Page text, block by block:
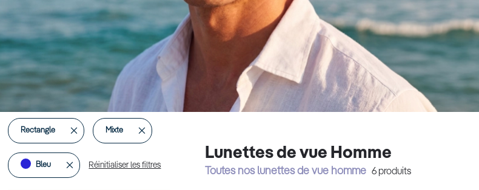
Lunettes de vue Homme
Toutes nos lunettes de vue homme 6produits
Rectangle Supprimer
Mixte Supprimer
Bleu Supprimer
Réinitialiser les filtres